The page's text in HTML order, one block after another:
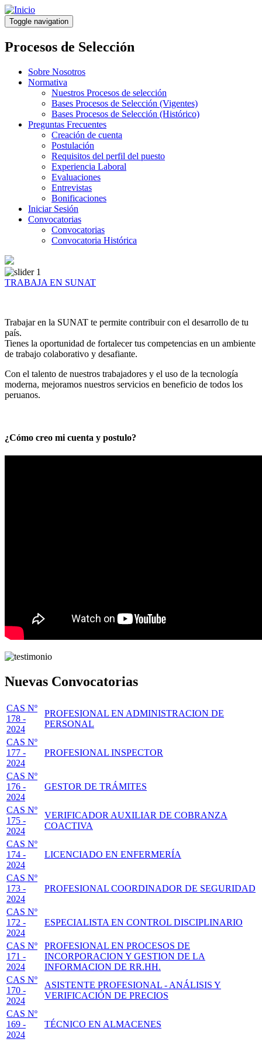
Pasar
al
contenido
principal
Toggle navigation
Procesos de Selección
Sobre Nosotros
Normativa
Nuestros Procesos de selección
Bases Procesos de Selección (Vigentes)
Bases Procesos de Selección (Histórico)
Preguntas Frecuentes
Creación de cuenta
Postulación
Requisitos del perfil del puesto
Experiencia Laboral
Evaluaciones
Entrevistas
Bonificaciones
Iniciar Sesión
Convocatorias
Convocatorias
Convocatoria Histórica
TRABAJA EN SUNAT
Trabajar en la SUNAT te permite contribuir con el desarrollo de tu
país.
Tienes la oportunidad de fortalecer tus competencias en un ambiente
de trabajo colaborativo y desafiante.
Con el talento de nuestros trabajadores y el uso de la tecnología
moderna, mejoramos nuestros servicios en beneficio de todos los
peruanos.
¿Cómo creo mi cuenta y postulo?
Nuevas Convocatorias
CAS Nº
178 -
2024
PROFESIONAL EN ADMINISTRACION DE
PERSONAL
CAS Nº
177 -
2024
PROFESIONAL INSPECTOR
CAS Nº
176 -
2024
GESTOR DE TRÁMITES
CAS Nº
175 -
2024
VERIFICADOR AUXILIAR DE COBRANZA
COACTIVA
CAS Nº
174 -
2024
LICENCIADO EN ENFERMERÍA
CAS Nº
173 -
2024
PROFESIONAL COORDINADOR DE SEGURIDAD
CAS Nº
172 -
2024
ESPECIALISTA EN CONTROL DISCIPLINARIO
CAS Nº
171 -
2024
PROFESIONAL EN PROCESOS DE
INCORPORACION Y GESTION DE LA
INFORMACION DE RR.HH.
CAS Nº
170 -
2024
ASISTENTE PROFESIONAL - ANÁLISIS Y
VERIFICACIÓN DE PRECIOS
CAS Nº
169 -
2024
TÉCNICO EN ALMACENES